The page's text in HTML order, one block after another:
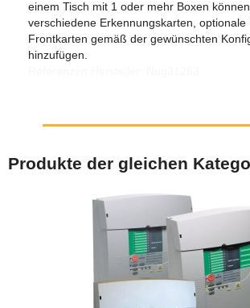
einem Tisch mit 1 oder mehr Boxen
verschiedene Erkennungskarten, optionale
Frontkarten gemäß der gewünschten
hinzufügen.
Produkte der gleichen